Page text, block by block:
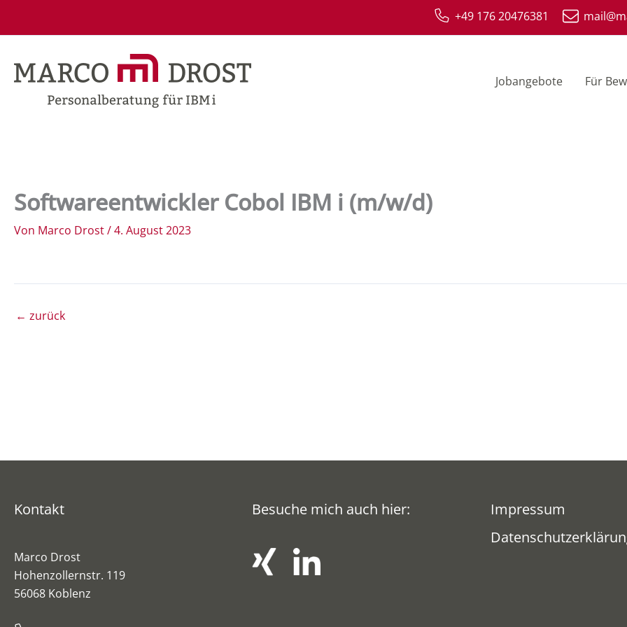
+49 176 20476381
Jobangebote Für
Softwareentwickler Cobol IBM i (m/w/d)
Von Marco Drost/4. August 2023
← zurück
Kontakt
Marco Drost
Hohenzollernstr. 119
56068 Koblenz
Besuche mich auch hier:
Impressum